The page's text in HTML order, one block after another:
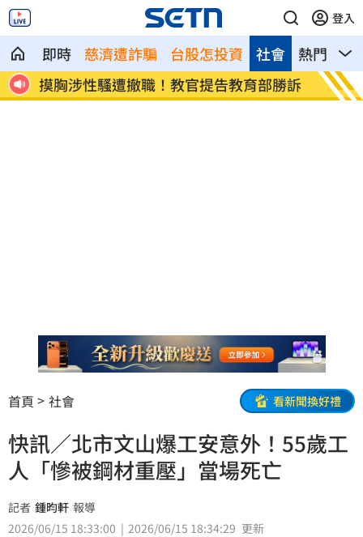
登入
即時 慈濟遭詐騙 台股怎投資 熱門 影
社會
摸胸涉性騷遭撤職！教官提告教育部勝訴
熊本
暴
首頁 社會 看新聞換好禮
快訊／北市文山爆工安意外！55歲工
人「慘被鋼材重壓」當場死亡
記者 鍾昀軒 報導
2026/06/15 18:33:00
2026/06/15 18:34:29 更新